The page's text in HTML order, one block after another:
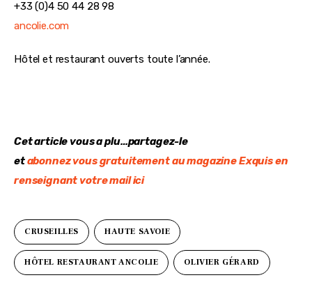
+33 (0)4 50 44 28 98
ancolie.com
Hôtel et restaurant ouverts toute l’année.
Cet article vous a plu…partagez-le
et abonnez vous gratuitement au magazine Exquis en
renseignant votre mail ici
CRUSEILLES HAUTE SAVOIE
HÔTEL RESTAURANT ANCOLIE OLIVIER GÉRARD